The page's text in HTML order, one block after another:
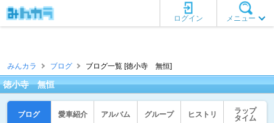
メニュー
ログイン
みんカラ ブログ ブログ一覧 [徳小寺 無恒]
徳小寺 無恒
ブログ 愛車紹介 アルバム グループ ヒストリ
ラップ
タイム